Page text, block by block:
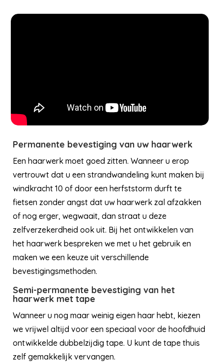
Permanente bevestiging van uw haarwerk
Een haarwerk moet goed zitten. Wanneer u erop
vertrouwt dat u een strandwandeling kunt maken bij
windkracht 10 of door een herfststorm durft te
fietsen zonder angst dat uw haarwerk zal afzakken
of nog erger, wegwaait, dan straat u deze
zelfverzekerdheid ook uit. Bij het ontwikkelen van
het haarwerk bespreken we met u het gebruik en
maken we een keuze uit verschillende
bevestigingsmethoden.
Semi-permanente bevestiging van het
haarwerk met tape
Wanneer u nog maar weinig eigen haar hebt, kiezen
we vrijwel altijd voor een speciaal voor de hoofdhuid
ontwikkelde dubbelzijdig tape. U kunt de tape thuis
zelf gemakkelijk vervangen.